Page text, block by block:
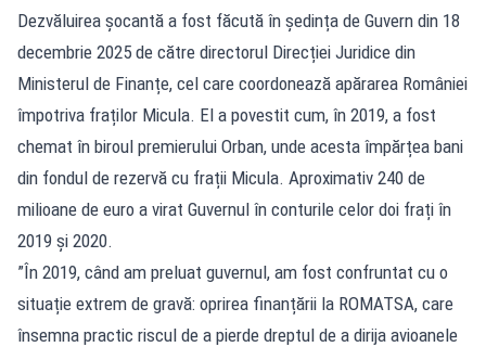
Dezvăluirea șocantă a fost făcută în ședința de Guvern din 18
decembrie 2025 de către directorul Direcției Juridice din
Ministerul de Finanțe, cel care coordonează apărarea României
împotriva fraților Micula. El a povestit cum, în 2019, a fost
chemat în biroul premierului Orban, unde acesta împărțea bani
din fondul de rezervă cu frații Micula. Aproximativ 240 de
milioane de euro a virat Guvernul în conturile celor doi frați în
2019 și 2020.
”În 2019, când am preluat guvernul, am fost confruntat cu o
situație extrem de gravă: oprirea finanțării la ROMATSA, care
însemna practic riscul de a pierde dreptul de a dirija avioanele